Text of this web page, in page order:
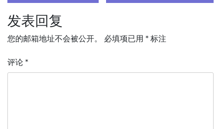
航
发表回复
您的邮箱地址不会被公开。 必填项已用 * 标注
评论 *